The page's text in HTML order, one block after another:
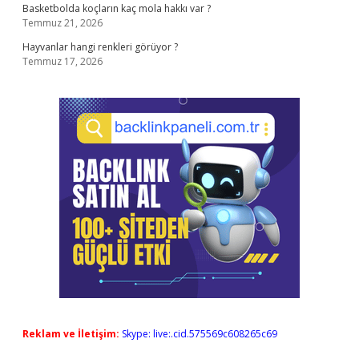
Basketbolda koçların kaç mola hakkı var ?
Temmuz 21, 2026
Hayvanlar hangi renkleri görüyor ?
Temmuz 17, 2026
Reklam ve İletişim: Skype: live:.cid.575569c608265c69